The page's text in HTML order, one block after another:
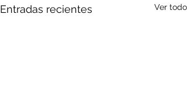
Entradas recientes Ver todo